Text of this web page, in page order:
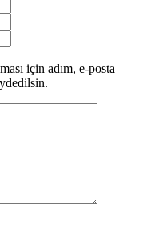
için adım, e-posta